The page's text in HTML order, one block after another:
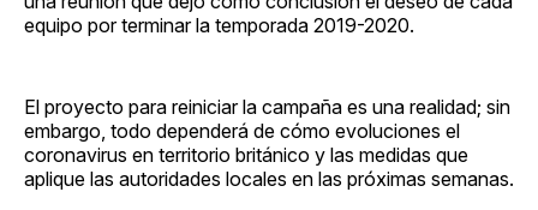
equipo por terminar la temporada 2019-2020.
El proyecto para reiniciar la campaña es una realidad; sin
embargo, todo dependerá de cómo evoluciones el
coronavirus en territorio británico y las medidas que
aplique las autoridades locales en las próximas semanas.